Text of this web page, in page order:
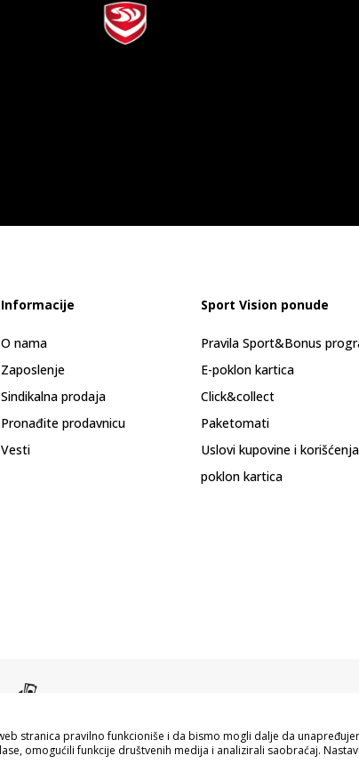
Informacije
O nama
Zaposlenje
Sindikalna prodaja
Pronađite prodavnicu
Vesti
Sport Vision ponude
Pravila Sport&Bonus
E-poklon kartica
Click&collect
Paketomati
Uslovi kupovine i korišćenja
poklon kartica
stranica pravilno funkcioniše i da bismo mogli dalje da
omogućili funkcije društvenih medija i analizirali saobraćaj.